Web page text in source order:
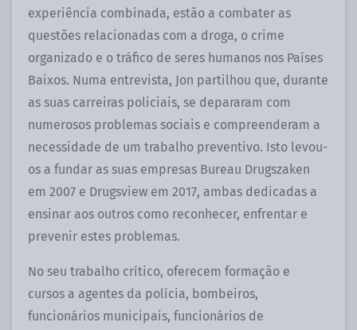
experiência combinada, estão a combater as
questões relacionadas com a droga, o crime
organizado e o tráfico de seres humanos nos Países
Baixos. Numa entrevista, Jon partilhou que, durante
as suas carreiras policiais, se depararam com
numerosos problemas sociais e compreenderam a
necessidade de um trabalho preventivo. Isto levou-
os a fundar as suas empresas Bureau Drugszaken
em 2007 e Drugsview em 2017, ambas dedicadas a
ensinar aos outros como reconhecer, enfrentar e
prevenir estes problemas.
No seu trabalho crítico, oferecem formação e
cursos a agentes da polícia, bombeiros,
funcionários municipais, funcionários de